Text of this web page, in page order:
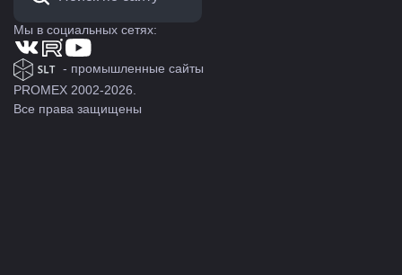
Мы в социальных сетях:
- промышленные сайты
PROMEX 2002-2026.
Все права защищены